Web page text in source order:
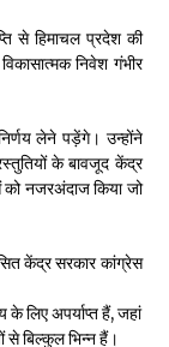
से हिमाचल प्रदेश की
निवेश गंभीर
लेने पड़ेंगे। उन्होंने
के बावजूद केंद्र
को नजरअंदाज किया जो
केंद्र सरकार कांग्रेस
के लिए अपर्याप्त हैं, जहां
से बिल्कुल भिन्न हैं।